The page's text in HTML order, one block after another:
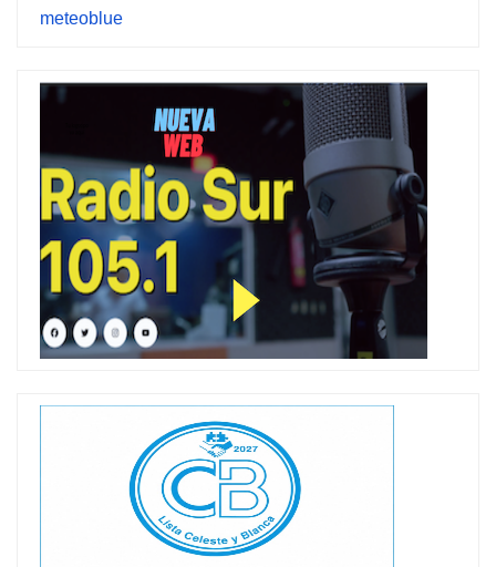
meteoblue